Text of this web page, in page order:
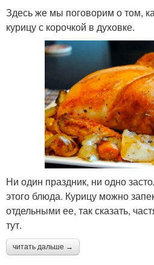
Здесь же мы поговорим о том,
курицу с корочкой в духовке.
Ни один праздник, ни одно
этого блюда. Курицу можно
отдельными ее, так сказать,
тут.
читать дальше →